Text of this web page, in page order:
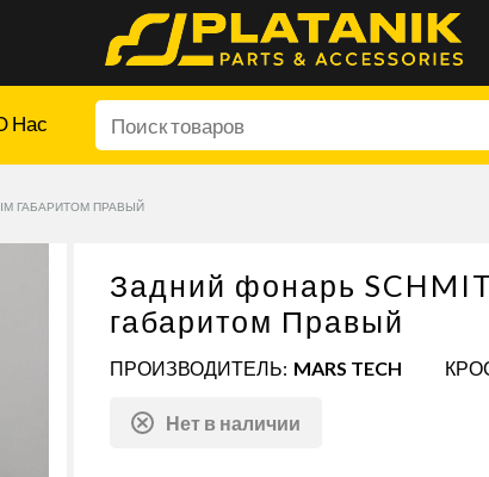
Нас
ГАБАРИТОМ ПРАВЫЙ
Задний фонарь
габаритом Правый
ПРОИЗВОДИТЕЛЬ: MARS TECH
Нет в наличии